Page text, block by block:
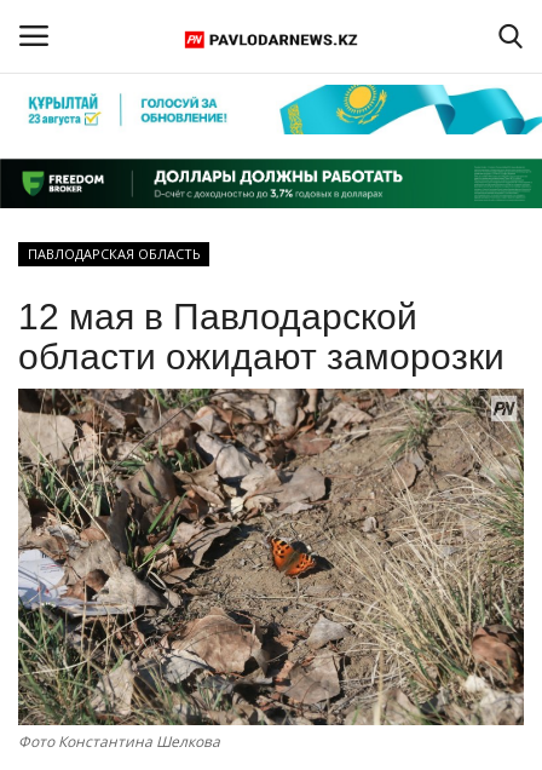
Регистрация
Главная
ПАВЛОДАРСКАЯ ОБЛАСТЬ
КАЗАХСТАН
МИР
СПЕЦПРОЕКТЫ
СПОРТ
Чек-лист
РАЗВЛЕЧЕНИЯ
ПАВЛОДАРСКАЯ ОБЛАСТЬ
12 мая в Павлодарской
области ожидают заморозки
Фото Константина Шелкова